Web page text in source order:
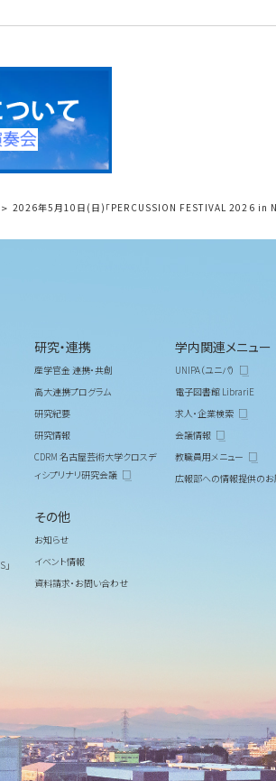
2026年5月10日(日)「PERCUSSION FESTIVAL 2026 in
研究・連携
産学官金 連携・共創
高大連携プログラム
研究紀要
研究情報
CDRM 名古屋芸術大学クロスデ
ィシプリナリ研究会議
その他
お知らせ
イベント情報
資料請求・お問い合わせ
学内関連メニュー
UNIPA（ユニパ）
電子図書館 LibrariE
求人・企業検索
会議情報
教職員用メニュー
広報部への情報提供のお